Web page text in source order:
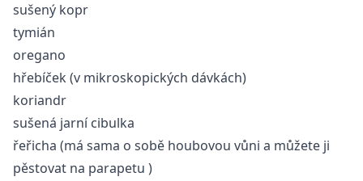
sušený kopr
tymián
oregano
hřebíček (v mikroskopických dávkách)
koriandr
sušená jarní cibulka
řeřicha (má sama o sobě houbovou vůni a můžete ji
pěstovat na parapetu )